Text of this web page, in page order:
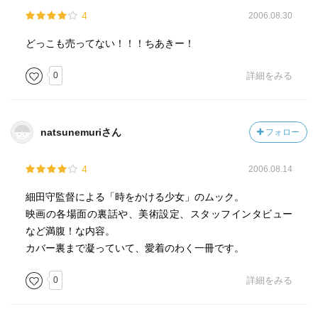
4 2006.08.30
どっこも売ってない！！！ちあきー！
0 詳細をみる
natsunemuriさん フォロー
4 2006.08.14
細田守監督による「時をかける少女」のムック。
映画の各場面の裏話や、美術設定、スタッフインタビュー
など満腹！な内容。
カバー裏まで凝っていて、愛着のわく一冊です。
0 詳細をみる